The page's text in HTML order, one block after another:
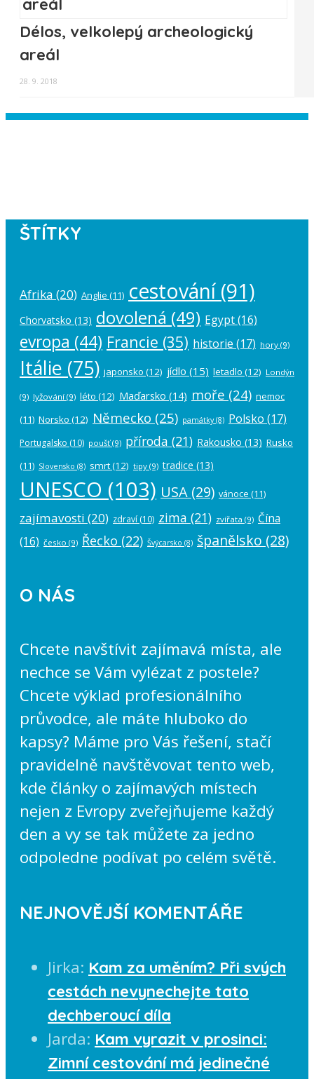
Délos, velkolepý archeologický
areál
28. 9. 2018
ŠTÍTKY
Afrika (20) Anglie (11) cestování(91)
Chorvatsko (13) dovolená (49) Egypt(16)
evropa (44) Francie (35) historie (17) hory (9)
Itálie (75) japonsko (12) jídlo (15) letadlo (12) Londýn
(9) lyžování (9) léto (12) Maďarsko (14) moře (24) nemoc
(11) Norsko (12) Německo (25) památky(8) Polsko (17)
Portugalsko (10) poušť(9) příroda (21) Rakousko (13) Rusko
(11) Slovensko (8) smrt(12) tipy (9) tradice (13)
UNESCO (103) USA (29) vánoce (11)
zajímavosti (20) zdraví (10) zima (21) zvířata (9) Čína
(16) česko (9) Řecko (22) Švýcarsko (8) španělsko (28)
O NÁS
Chcete navštívit zajímavá místa, ale
nechce se Vám vylézat z postele?
Chcete výklad profesionálního
průvodce, ale máte hluboko do
kapsy? Máme pro Vás řešení, stačí
pravidelně navštěvovat tento web,
kde články o zajímavých místech
nejen z Evropy zveřejňujeme každý
den a vy se tak můžete za jedno
odpoledne podívat po celém světě.
NEJNOVĚJŠÍ KOMENTÁŘE
Jirka: Kam za uměním? Při svých
cestách nevynechejte tato
dechberoucí díla
Jarda: Kam vyrazit v prosinci:
Zimní cestování má jedinečné